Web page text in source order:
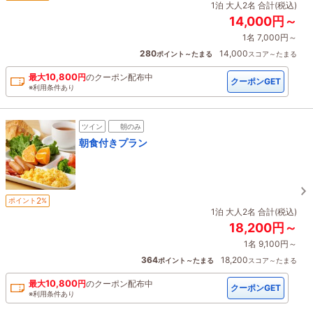
1泊 大人2名 合計(税込)
14,000円～
1名 7,000円～
280ポイント～たまる 14,000スコア～たまる
最大10,800円のクーポン配布中
※利用条件あり
クーポンGET
ツイン 朝のみ
朝食付きプラン
ポイント 2%
1泊 大人2名 合計(税込)
18,200円～
1名 9,100円～
364ポイント～たまる 18,200スコア～たまる
最大10,800円のクーポン配布中
※利用条件あり
クーポンGET